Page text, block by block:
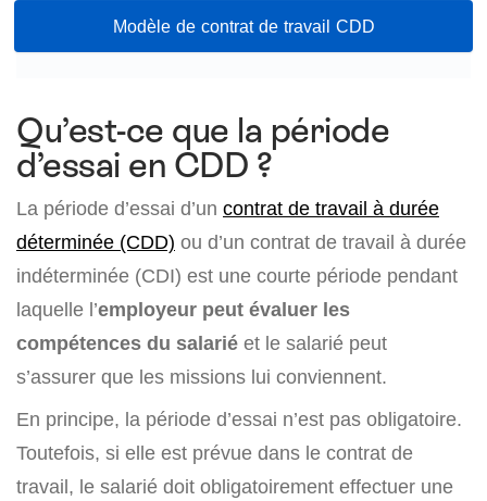
Modèle de contrat de travail CDD
Qu’est-ce que la période
d’essai en CDD ?
La période d’essai d’un contrat de travail à durée
déterminée (CDD) ou d’un contrat de travail à durée
indéterminée (CDI) est une courte période pendant
laquelle l’employeur peut évaluer les
compétences du salarié et le salarié peut
s’assurer que les missions lui conviennent.
En principe, la période d’essai n’est pas obligatoire.
Toutefois, si elle est prévue dans le contrat de
travail, le salarié doit obligatoirement effectuer une